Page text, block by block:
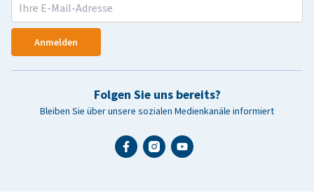
Anmelden
Folgen Sie uns bereits?
Bleiben Sie über unsere sozialen Medienkanäle informiert